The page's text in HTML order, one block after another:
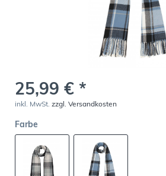
25,99 € *
inkl. MwSt. zzgl. Versandkosten
Farbe